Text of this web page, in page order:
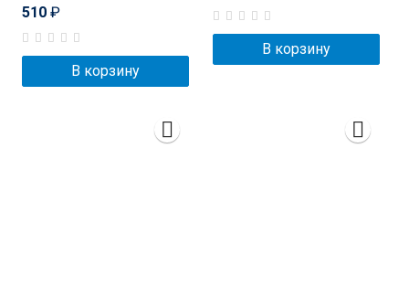
510 ₽
В корзину
В корзину